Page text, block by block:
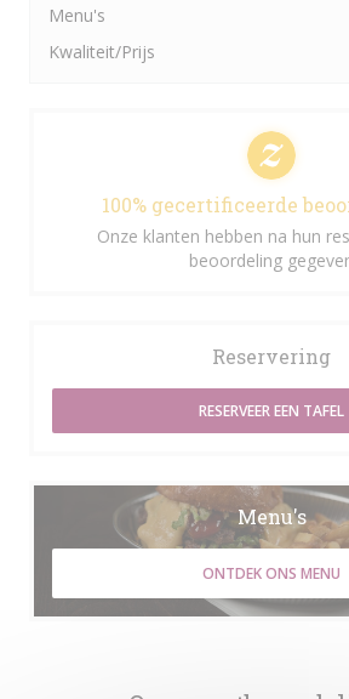
Menu's
Kwaliteit/Prijs
100% gecertificeerde
Onze klanten hebben na hun
beoordeling
Reservering
RESERVEER EEN TAFEL
Menu's
ONTDEK ONS MENU